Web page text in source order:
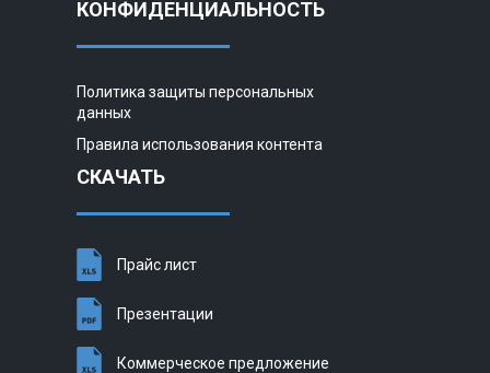
КОНФИДЕНЦИАЛЬНОСТЬ
Политика защиты персональных
данных
Правила использования контента
СКАЧАТЬ
Прайс лист
Презентации
Коммерческое предложение